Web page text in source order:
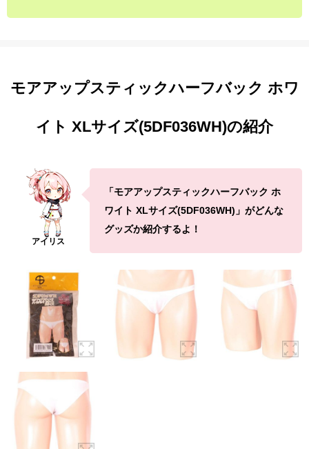
モアアップスティックハーフバック ホワ
イト XLサイズ(5DF036WH)の紹介
「モアアップスティックハーフバック ホ
ワイト XLサイズ(5DF036WH)」がどんな
グッズか紹介するよ！